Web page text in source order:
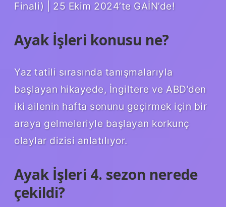
Finali) | 25 Ekim 2024’te GAİN’de!
Ayak İşleri konusu ne?
Yaz tatili sırasında tanışmalarıyla
başlayan hikayede, İngiltere ve ABD’den
iki ailenin hafta sonunu geçirmek için bir
araya gelmeleriyle başlayan korkunç
olaylar dizisi anlatılıyor.
Ayak İşleri 4. sezon nerede
çekildi?